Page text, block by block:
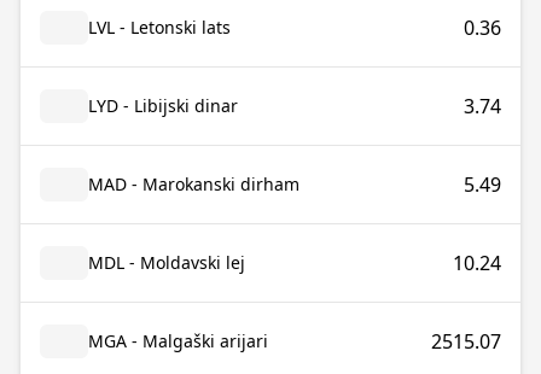
LVL - Letonski lats 0.36
LYD - Libijski dinar 3.74
MAD - Marokanski dirham 5.49
MDL - Moldavski lej 10.24
MGA - Malgaški arijari 2515.07